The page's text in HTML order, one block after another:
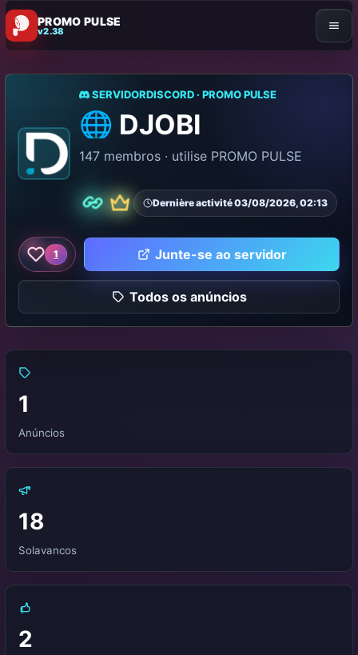
PROMO PULSE
v2.38
SERVIDORDISCORD · PROMO PULSE
🌐 DJOBI
147 membros · utilise PROMO PULSE
ParceiroPrêmioDernière activité 03/08/2026, 02:13
Como este servidor
1 Junte-se ao servidor
Todos os anúncios
1
Anúncios
18
Solavancos
2